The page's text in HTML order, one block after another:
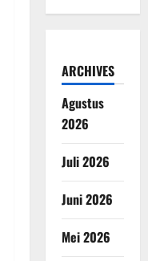
ARCHIVES
Agustus
2026
Juli 2026
Juni 2026
Mei 2026